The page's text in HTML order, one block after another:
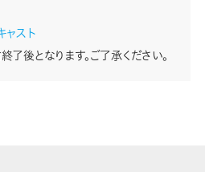
スト
後となります。ご了承ください。